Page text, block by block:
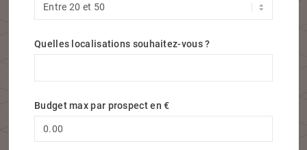
Quelles localisations souhaitez-vous ?
Budget max par prospect en €